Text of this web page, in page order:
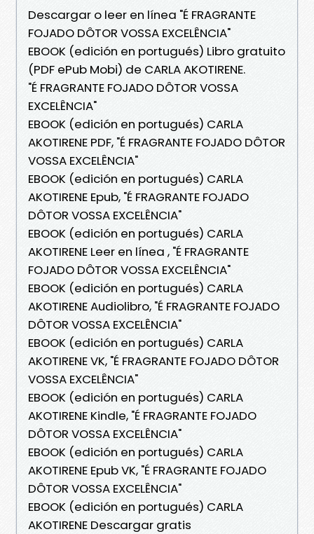
Descargar o leer en línea "É FRAGRANTE
FOJADO DÔTOR VOSSA EXCELÊNCIA"
EBOOK (edición en portugués) Libro gratuito
(PDF ePub Mobi) de CARLA AKOTIRENE.
"É FRAGRANTE FOJADO DÔTOR VOSSA
EXCELÊNCIA"
EBOOK (edición en portugués) CARLA
AKOTIRENE PDF, "É FRAGRANTE FOJADO DÔTOR
VOSSA EXCELÊNCIA"
EBOOK (edición en portugués) CARLA
AKOTIRENE Epub, "É FRAGRANTE FOJADO
DÔTOR VOSSA EXCELÊNCIA"
EBOOK (edición en portugués) CARLA
AKOTIRENE Leer en línea , "É FRAGRANTE
FOJADO DÔTOR VOSSA EXCELÊNCIA"
EBOOK (edición en portugués) CARLA
AKOTIRENE Audiolibro, "É FRAGRANTE FOJADO
DÔTOR VOSSA EXCELÊNCIA"
EBOOK (edición en portugués) CARLA
AKOTIRENE VK, "É FRAGRANTE FOJADO DÔTOR
VOSSA EXCELÊNCIA"
EBOOK (edición en portugués) CARLA
AKOTIRENE Kindle, "É FRAGRANTE FOJADO
DÔTOR VOSSA EXCELÊNCIA"
EBOOK (edición en portugués) CARLA
AKOTIRENE Epub VK, "É FRAGRANTE FOJADO
DÔTOR VOSSA EXCELÊNCIA"
EBOOK (edición en portugués) CARLA
AKOTIRENE Descargar gratis